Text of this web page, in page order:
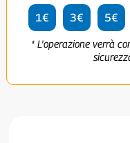
1€ 3€ 5€
* L'operazione verrà